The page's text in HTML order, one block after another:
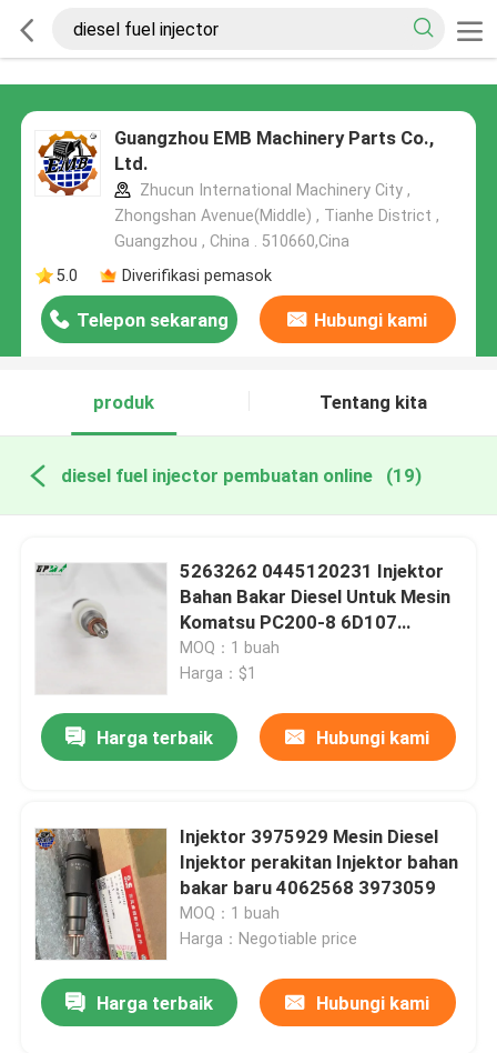
Guangzhou EMB Machinery Parts Co.,
Ltd.
Zhucun International Machinery City ,
Zhongshan Avenue(Middle) , Tianhe District ,
Guangzhou , China . 510660,Cina
5.0
Diverifikasi pemasok
Telepon sekarang Hubungi kami
produk Tentang kita
diesel fuel injector pembuatan online (19)
5263262 0445120231 Injektor
Bahan Bakar Diesel Untuk Mesin
Komatsu PC200-8 6D107
QSB6.7
MOQ：1 buah
Harga：$1
Harga terbaik Hubungi kami
Injektor 3975929 Mesin Diesel
Injektor perakitan Injektor bahan
bakar baru 4062568 3973059
MOQ：1 buah
Harga：Negotiable price
Harga terbaik Hubungi kami